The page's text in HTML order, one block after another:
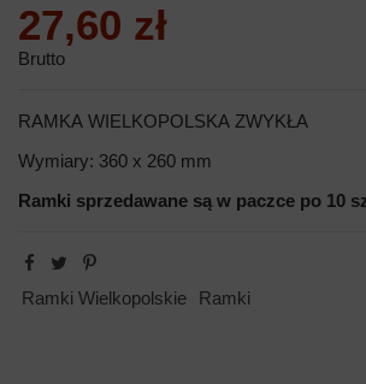
27,60 zł
Brutto
RAMKA WIELKOPOLSKA ZWYKŁA
Wymiary: 360 x 260 mm
Ramki sprzedawane są w paczce po 10
Ramki Wielkopolskie Ramki